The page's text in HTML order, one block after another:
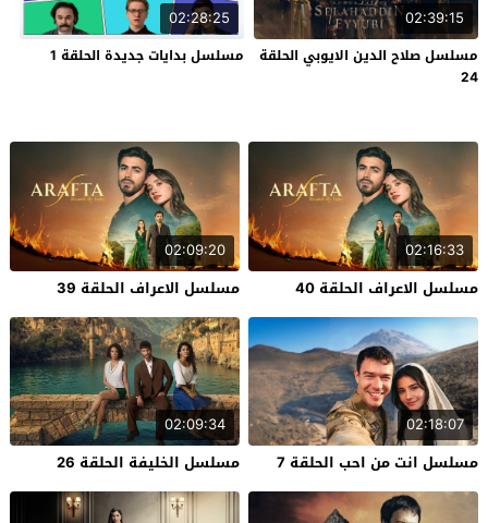
02:39:15
مسلسل صلاح الدين الايوبي الحلقة
24
02:28:25
مسلسل بدايات جديدة الحلقة 1
02:16:33
مسلسل الاعراف الحلقة 40
02:09:20
مسلسل الاعراف الحلقة 39
02:18:07
مسلسل انت من احب الحلقة 7
02:09:34
مسلسل الخليفة الحلقة 26